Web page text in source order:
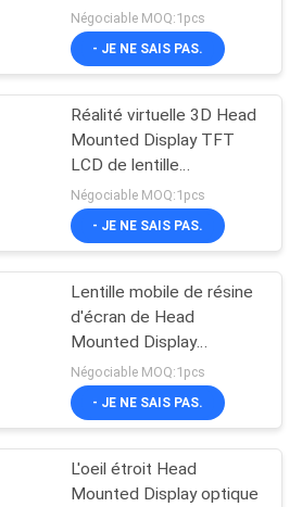
de
de formation
17
HDMI HMD de vidéo de
vue
Négociable MOQ:1pcs
- JE NE SAIS PAS.
Réalité virtuelle 3D Head
Mounted Display TFT
LCD de lentille
asphérique pour la
production industrielle
Négociable MOQ:1pcs
- JE NE SAIS PAS.
Lentille mobile de résine
d'écran de Head
Mounted Display
1280*800 TFT LCD de
théâtre
Négociable MOQ:1pcs
- JE NE SAIS PAS.
L'oeil étroit Head
Mounted Display optique